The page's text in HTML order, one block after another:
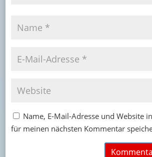
Name, E-Mail-Adresse und Website
für meinen nächsten Kommentar